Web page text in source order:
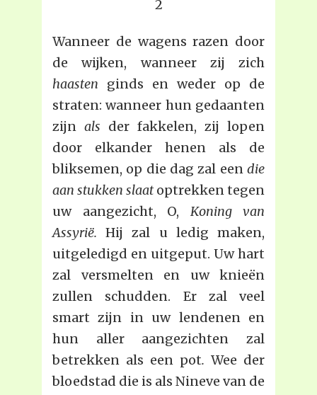
2
Wanneer de wagens razen door
de wijken, wanneer zij zich
haasten ginds en weder op de
straten: wanneer hun gedaanten
zijn als der fakkelen, zij lopen
door elkander henen als de
bliksemen, op die dag zal een die
aan stukken slaatoptrekken tegen
uw aangezicht, O, Koning van
Assyrië. Hij zal u ledig maken,
uitgeledigd en uitgeput. Uw hart
zal versmelten en uw knieën
zullen schudden. Er zal veel
smart zijn in uw lendenen en
hun aller aangezichten zal
betrekken als een pot. Wee der
bloedstad die is als Nineve van de